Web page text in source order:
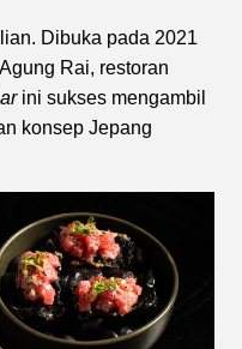
Dibuka pada 2021
Rai, restoran
ini sukses mengambil
konsep Jepang